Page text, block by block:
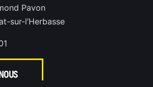
Pavon
sur-l’Herbasse